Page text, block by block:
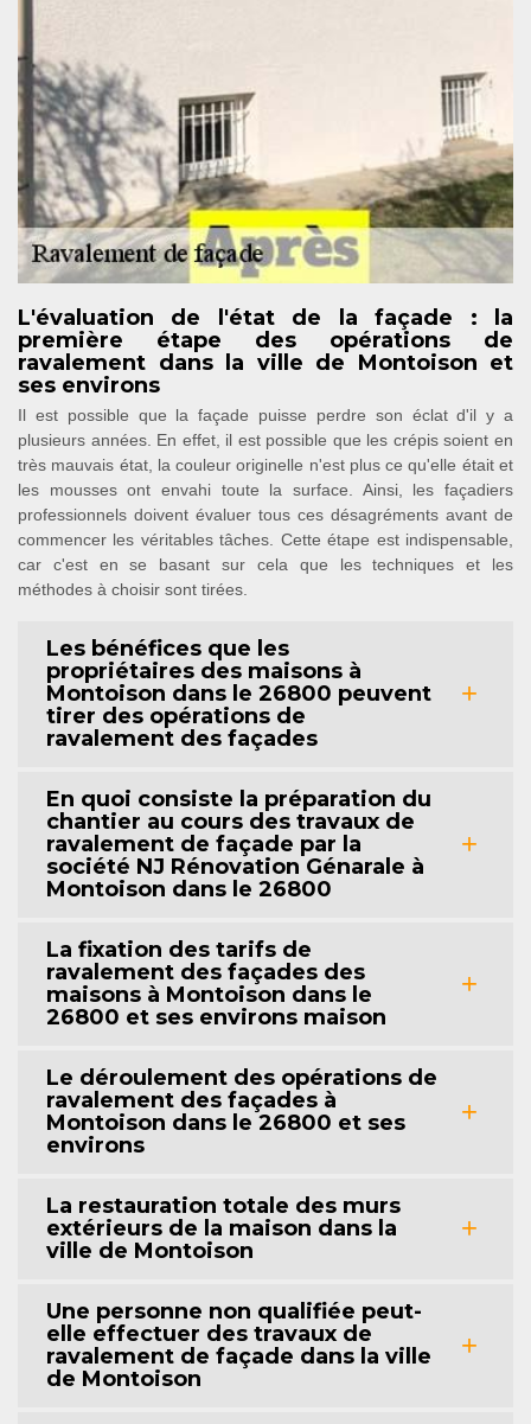
L'évaluation de l'état de la façade : la
première étape des opérations de
ravalement dans la ville de Montoison et
ses environs
Il est possible que la façade puisse perdre son éclat d'il y a
plusieurs années. En effet, il est possible que les crépis soient en
très mauvais état, la couleur originelle n'est plus ce qu'elle était et
les mousses ont envahi toute la surface. Ainsi, les façadiers
professionnels doivent évaluer tous ces désagréments avant de
commencer les véritables tâches. Cette étape est indispensable,
car c'est en se basant sur cela que les techniques et les
méthodes à choisir sont tirées.
Les bénéfices que les
propriétaires des maisons à
Montoison dans le 26800 peuvent
tirer des opérations de
ravalement des façades
En quoi consiste la préparation du
chantier au cours des travaux de
ravalement de façade par la
société NJ Rénovation Génarale à
Montoison dans le 26800
La fixation des tarifs de
ravalement des façades des
maisons à Montoison dans le
26800 et ses environs maison
Le déroulement des opérations de
ravalement des façades à
Montoison dans le 26800 et ses
environs
La restauration totale des murs
extérieurs de la maison dans la
ville de Montoison
Une personne non qualifiée peut-
elle effectuer des travaux de
ravalement de façade dans la ville
de Montoison